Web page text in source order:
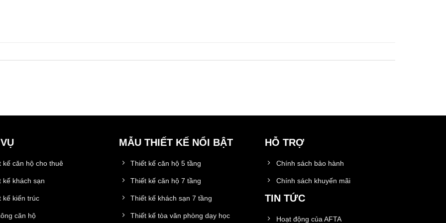
kế căn hộ cho thuê
kế khách sạn
kế kiến trúc
căn hộ
MẪU THIẾT KẾ NỔI BẬT
Thiết kế căn hộ 5 tầng
Thiết kế căn hộ 7 tầng
Thiết kế khách sạn 7 tầng
Thiết kế tòa văn phòng dạy học
HỖ TRỢ
Chính sách bảo hành
Chính sách khuyến mãi
TIN TỨC
Hoạt động của AFTA